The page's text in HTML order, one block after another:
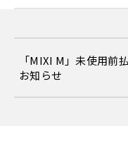
「MIXI M」未使用前
お知らせ